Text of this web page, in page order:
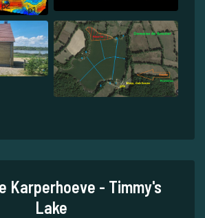
Karperhoeve - Timmy's
Lake